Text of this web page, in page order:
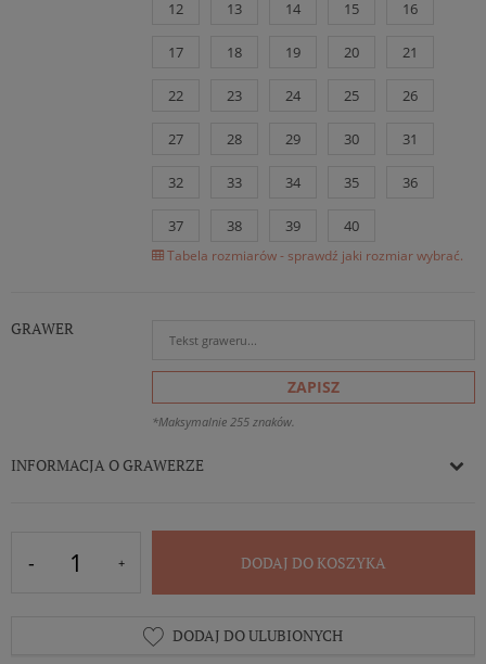
12 13 14 15 16
17 18 19 20 21
22 23 24 25 26
27 28 29 30 31
32 33 34 35 36
37 38 39 40
Tabela rozmiarów - sprawdź jaki rozmiar wybrać.
GRAWER
ZAPISZ
*Maksymalnie 255 znaków.
INFORMACJA O GRAWERZE
DODAJ DO KOSZYKA
DODAJ DO ULUBIONYCH